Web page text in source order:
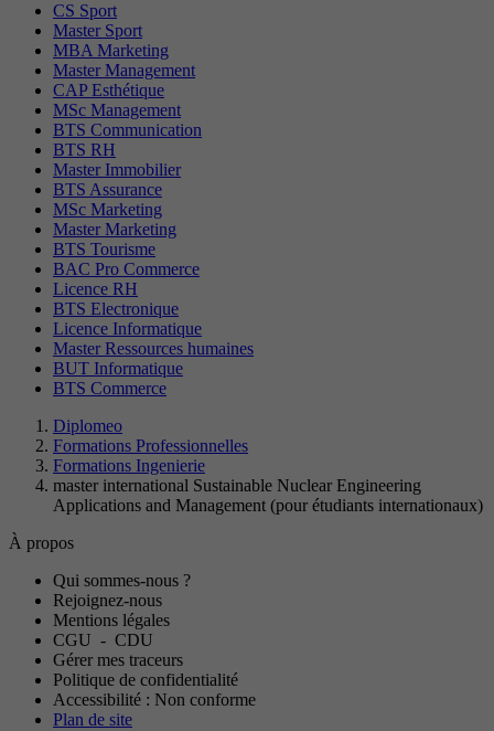
CS Sport
Master Sport
MBA Marketing
Master Management
CAP Esthétique
MSc Management
BTS Communication
BTS RH
Master Immobilier
BTS Assurance
MSc Marketing
Master Marketing
BTS Tourisme
BAC Pro Commerce
Licence RH
BTS Electronique
Licence Informatique
Master Ressources humaines
BUT Informatique
BTS Commerce
Diplomeo
Formations Professionnelles
Formations Ingenierie
master international Sustainable Nuclear Engineering
Applications and Management (pour étudiants internationaux)
À propos
Qui sommes-nous ?
Rejoignez-nous
Mentions légales
CGU - CDU
Gérer mes traceurs
Politique de confidentialité
Accessibilité : Non conforme
Plan de site